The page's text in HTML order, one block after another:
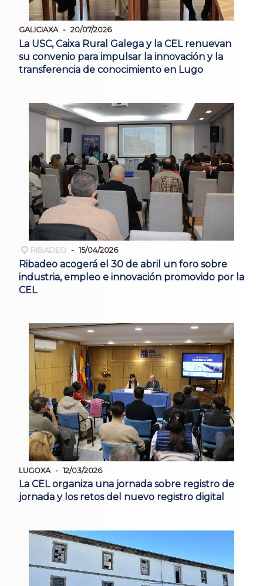
GALICIAXA 20/07/2026
La USC, Caixa Rural Galega y la CEL renuevan
su convenio para impulsar la innovación y la
transferencia de conocimiento en Lugo
RIBADEO 15/04/2026
Ribadeo acogerá el 30 de abril un foro sobre
industria, empleo e innovación promovido por la
CEL
LUGOXA 12/03/2026
La CEL organiza una jornada sobre registro de
jornada y los retos del nuevo registro digital